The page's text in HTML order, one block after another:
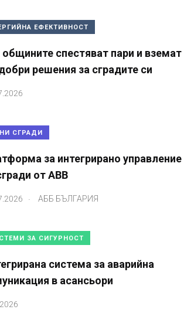
ЕФЕКТИВНОСТ
общините спестяват пари и вземат
решения за сградите си
СГРАДИ
за интегрирано управление
от ABB
АББ БЪЛГАРИЯ
ЗА СИГУРНОСТ
система за аварийна
в асансьори